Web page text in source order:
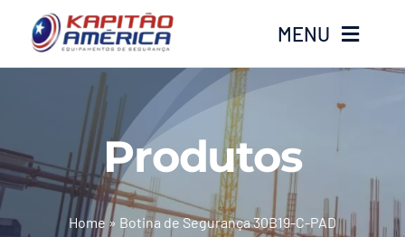
o
MENU
Produtos
Calçados
Produtos
Home» Botina de Segurança 30B19-C-PAD